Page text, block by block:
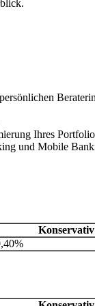
Ihres
und Mobile
Konservativ